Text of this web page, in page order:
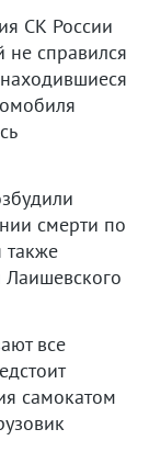
СК России
не справился
смерти по
также
Лаишевского
все
самокатом